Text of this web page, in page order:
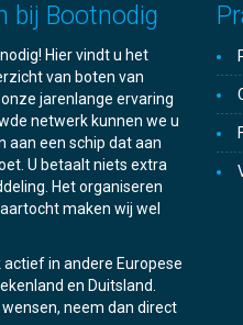
bij Bootnodig
Hier vindt u het
van boten van
jarenlange ervaring
netwerk kunnen we u
aan een schip dat aan
U betaalt niets extra
Het organiseren
maken wij wel
actief in andere Europese
en Duitsland.
neem dan direct